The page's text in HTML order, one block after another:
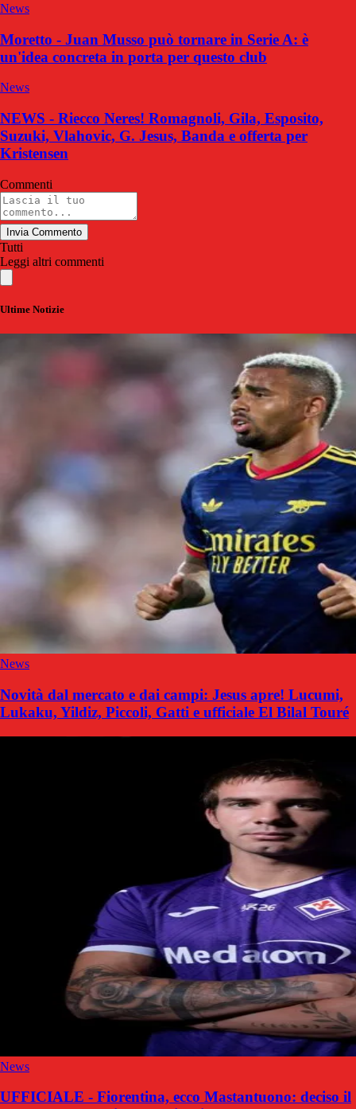
News
Moretto - Juan Musso può tornare in Serie A: è
un'idea concreta in porta per questo club
News
NEWS - Riecco Neres! Romagnoli, Gila, Esposito,
Suzuki, Vlahovic, G. Jesus, Banda e offerta per
Kristensen
Commenti
Invia Commento
Tutti
Leggi altri commenti
Ultime Notizie
News
Novità dal mercato e dai campi: Jesus apre! Lucumi,
Lukaku, Yildiz, Piccoli, Gatti e ufficiale El Bilal Touré
News
UFFICIALE - Fiorentina, ecco Mastantuono: deciso il